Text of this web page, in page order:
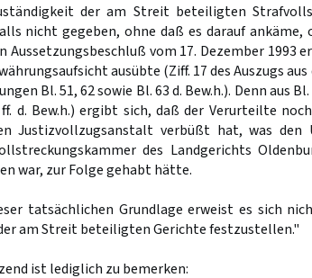
der am Streit beteiligten
nicht gegeben, ohne daß es darauf ankäme,
Aussetzungsbeschluß vom 17. Dezember 1993
ausübte (Ziff. 17 des Auszugs
Bl. 51, 62 sowie Bl. 63 d. Bew.h.). Denn aus
ff. d. Bew.h.) ergibt sich, daß der Verurteilte
Justizvollzugsanstalt verbüßt hat, was den
des Landgerichts
war, zur Folge gehabt hätte.
tatsächlichen Grundlage erweist es sich
am Streit beteiligten Gerichte festzustellen."
ist lediglich zu bemerken: